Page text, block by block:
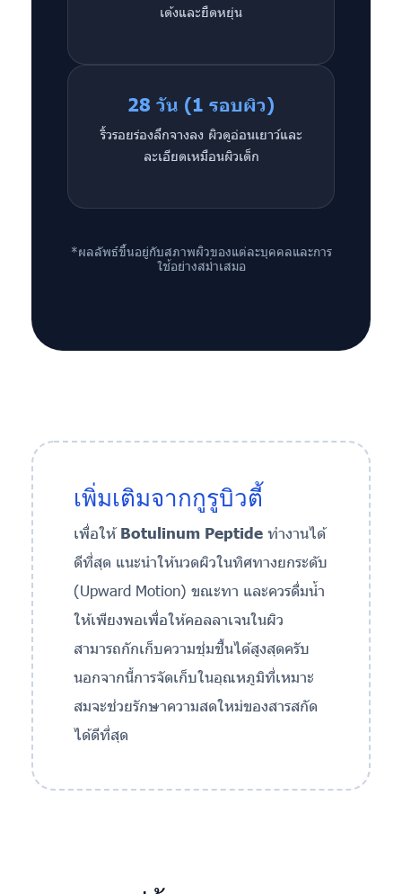
เด้งและยืดหยุ่น
28 วัน (1 รอบผิว)
ริ้วรอยร่องลึกจางลง ผิวดูอ่อนเยาว์และ
ละเอียดเหมือนผิวเด็ก
*ผลลัพธ์ขึ้นอยู่กับสภาพผิวของแต่ละบุคคลและการ
ใช้อย่างสม่ำเสมอ
เพิ่มเติมจากกูรูบิวตี้
เพื่อให้Botulinum Peptide ทำงานได้
ดีที่สุด แนะนำให้นวดผิวในทิศทางยกระดับ
(Upward Motion) ขณะทา และควรดื่มน้ำ
ให้เพียงพอเพื่อให้คอลลาเจนในผิว
สามารถกักเก็บความชุ่มชื้นได้สูงสุดครับ
นอกจากนี้การจัดเก็บในอุณหภูมิที่เหมาะ
สมจะช่วยรักษาความสดใหม่ของสารสกัด
ได้ดีที่สุด